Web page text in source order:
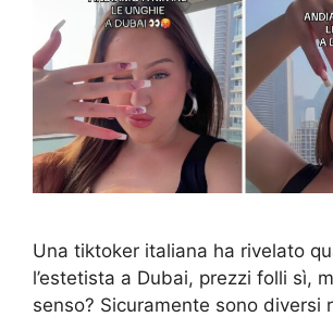
Una tiktoker italiana ha rivelato
l’estetista a Dubai, prezzi folli sì,
senso? Sicuramente sono diversi